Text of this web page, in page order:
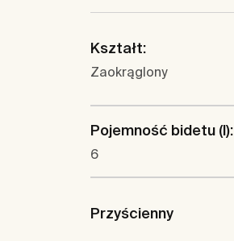
Kształt:
Zaokrąglony
Pojemność bidetu (l):
6
Przyścienny